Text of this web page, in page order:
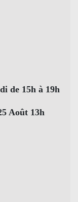
de 15h à 19h
Août 13h